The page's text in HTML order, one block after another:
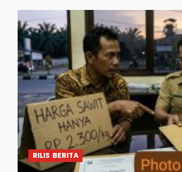
RILIS BERITA